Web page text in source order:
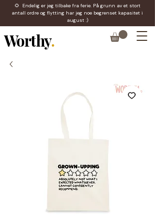
🌻 Endelig er jeg tilbake fra ferie. På grunn av et stort
antall ordre og flytting har jeg noe begrenset kapasitet i
august :)
Worthy.